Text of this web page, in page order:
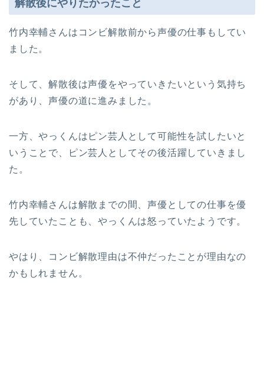
解散後にやりたかったこと
竹内幸輔さんはコンビ解散前から声優の仕事もしてい
ました。
そして、解散後は声優をやっていきたいという気持ち
があり、声優の道に進みました。
一方、やっくんはピン芸人として可能性を試したいと
いうことで、ピン芸人としてその後活躍していきまし
た。
竹内幸輔さんは解散までの間、声優としての仕事を優
先していたことも、やっくんは怒っていたようです。
やはり、コンビ解散理由は不仲だったことが理由なの
かもしれません。